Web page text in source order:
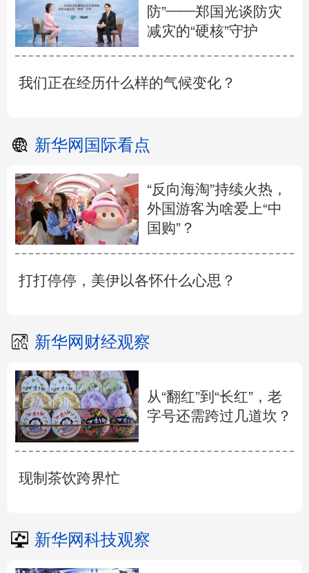
防”——郑国光谈防灾
减灾的“硬核”守护
我们正在经历什么样的气候变化？
新华网国际看点
“反向海淘”持续火热，
外国游客为啥爱上“中
国购”？
打打停停，美伊以各怀什么心思？
新华网财经观察
从“翻红”到“长红”，老
字号还需跨过几道坎？
现制茶饮跨界忙
新华网科技观察